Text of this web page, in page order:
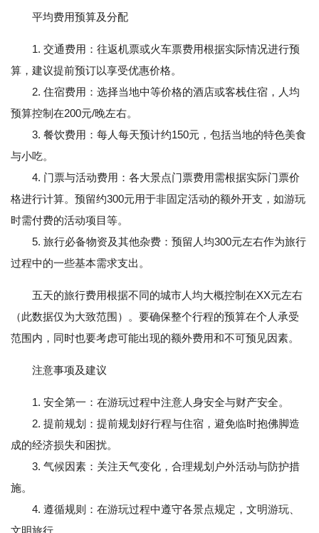
平均费用预算及分配
1. 交通费用：往返机票或火车票费用根据实际情况进行预
算，建议提前预订以享受优惠价格。
2. 住宿费用：选择当地中等价格的酒店或客栈住宿，人均
预算控制在200元/晚左右。
3. 餐饮费用：每人每天预计约150元，包括当地的特色美食
与小吃。
4. 门票与活动费用：各大景点门票费用需根据实际门票价
格进行计算。预留约300元用于非固定活动的额外开支，如游玩
时需付费的活动项目等。
5. 旅行必备物资及其他杂费：预留人均300元左右作为旅行
过程中的一些基本需求支出。
五天的旅行费用根据不同的城市人均大概控制在XX元左右
（此数据仅为大致范围）。要确保整个行程的预算在个人承受
范围内，同时也要考虑可能出现的额外费用和不可预见因素。
注意事项及建议
1. 安全第一：在游玩过程中注意人身安全与财产安全。
2. 提前规划：提前规划好行程与住宿，避免临时抱佛脚造
成的经济损失和困扰。
3. 气候因素：关注天气变化，合理规划户外活动与防护措
施。
4. 遵循规则：在游玩过程中遵守各景点规定，文明游玩、
文明旅行。